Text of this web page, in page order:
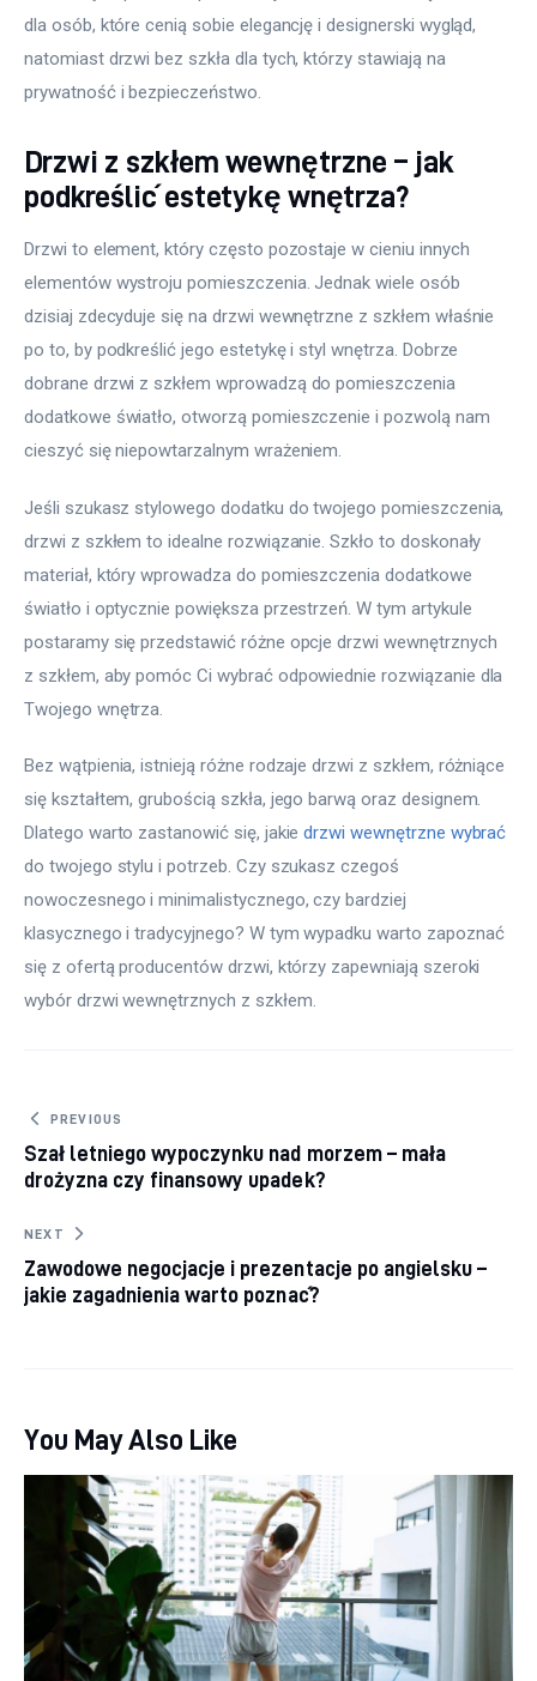
dla osób, które cenią sobie elegancję i designerski wygląd,
natomiast drzwi bez szkła dla tych, którzy stawiają na
prywatność i bezpieczeństwo.
Drzwi z szkłem wewnętrzne – jak
podkreślić estetykę wnętrza?
Drzwi to element, który często pozostaje w cieniu innych
elementów wystroju pomieszczenia. Jednak wiele osób
dzisiaj zdecyduje się na drzwi wewnętrzne z szkłem właśnie
po to, by podkreślić jego estetykę i styl wnętrza. Dobrze
dobrane drzwi z szkłem wprowadzą do pomieszczenia
dodatkowe światło, otworzą pomieszczenie i pozwolą nam
cieszyć się niepowtarzalnym wrażeniem.
Jeśli szukasz stylowego dodatku do twojego pomieszczenia,
drzwi z szkłem to idealne rozwiązanie. Szkło to doskonały
materiał, który wprowadza do pomieszczenia dodatkowe
światło i optycznie powiększa przestrzeń. W tym artykule
postaramy się przedstawić różne opcje drzwi wewnętrznych
z szkłem, aby pomóc Ci wybrać odpowiednie rozwiązanie dla
Twojego wnętrza.
Bez wątpienia, istnieją różne rodzaje drzwi z szkłem, różniące
się kształtem, grubością szkła, jego barwą oraz designem.
Dlatego warto zastanowić się, jakie drzwi wewnętrzne wybrać
do twojego stylu i potrzeb. Czy szukasz czegoś
nowoczesnego i minimalistycznego, czy bardziej
klasycznego i tradycyjnego? W tym wypadku warto zapoznać
się z ofertą producentów drzwi, którzy zapewniają szeroki
wybór drzwi wewnętrznych z szkłem.
Nawigacja wpisu
PREVIOUS
Szał letniego wypoczynku nad morzem – mała
drożyzna czy finansowy upadek?
NEXT
Zawodowe negocjacje i prezentacje po angielsku –
jakie zagadnienia warto poznać?
You May Also Like